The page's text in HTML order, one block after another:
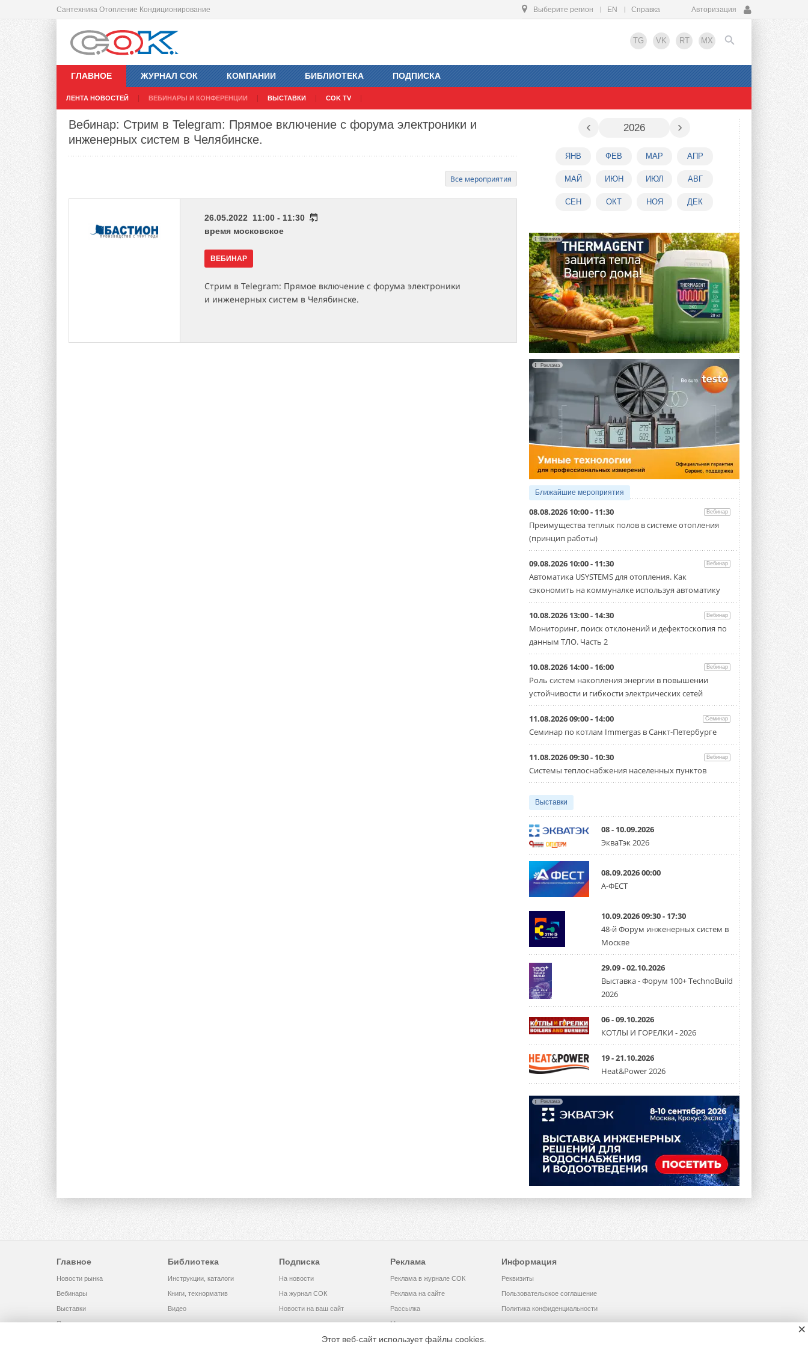
Сантехника Отопление Кондиционирование Выберите регион EN Справка Авторизация
TG VK RT MX
ГЛАВНОЕ
ЛЕНТА НОВОСТЕЙ ВЕБИНАРЫ И КОНФЕРЕНЦИИ ВЫСТАВКИ COK TV
ЖУРНАЛ СОК КОМПАНИИ БИБЛИОТЕКА ПОДПИСКА
EN
Вебинар: Стрим в Telegram: Прямое включение с форума электроники и
инженерных систем в Челябинске.
Все мероприятия
26.05.2022 11:00 - 11:30
время московское
ВЕБИНАР
Стрим в Telegram: Прямое включение с форума электроники
и инженерных систем в Челябинске.
‹ 2026 ›
ЯНВ ФЕВ МАР АПР
МАЙ ИЮН ИЮЛ АВГ
СЕН ОКТ НОЯ ДЕК
Реклама
Реклама
Ближайшие мероприятия
08.08.2026 10:00 - 11:30 Вебинар
Преимущества теплых полов в системе отопления
(принцип работы)
09.08.2026 10:00 - 11:30 Вебинар
Автоматика USYSTEMS для отопления. Как
сэкономить на коммуналке используя автоматику
10.08.2026 13:00 - 14:30 Вебинар
Мониторинг, поиск отклонений и дефектоскопия по
данным ТЛО. Часть 2
10.08.2026 14:00 - 16:00 Вебинар
Роль систем накопления энергии в повышении
устойчивости и гибкости электрических сетей
11.08.2026 09:00 - 14:00 Семинар
Семинар по котлам Immergas в Санкт-Петербурге
11.08.2026 09:30 - 10:30 Вебинар
Системы теплоснабжения населенных пунктов
Выставки
08 - 10.09.2026
ЭкваТэк 2026
08.09.2026 00:00
А-ФЕСТ
10.09.2026 09:30 - 17:30
48-й Форум инженерных систем в
Москве
29.09 - 02.10.2026
Выставка - Форум 100+ TechnoBuild
2026
06 - 09.10.2026
КОТЛЫ И ГОРЕЛКИ - 2026
19 - 21.10.2026
Heat&Power 2026
Реклама
Главное
Новости рынка
Вебинары
Выставки
Помощь
Библиотека
Инструкции, каталоги
Книги, технорматив
Видео
Подписка
На новости
На журнал СОК
Новости на ваш сайт
Реклама
Реклама в журнале СОК
Реклама на сайте
Рассылка
Медиакит
Информация
Реквизиты
Пользовательское соглашение
Политика конфиденциальности
Этот веб-сайт использует файлы cookies.
×